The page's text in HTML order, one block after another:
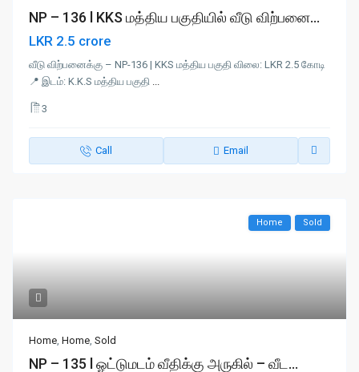
NP – 136 l KKS மத்திய பகுதியில் வீடு விற்பனை...
LKR 2.5 crore
வீடு விற்பனைக்கு – NP-136 | KKS மத்திய பகுதி விலை: LKR 2.5 கோடி
📍 இடம்: K.K.S மத்திய பகுதி ...
3
Call Email
Home Sold
Home,Home,Sold
NP – 135 l ஓட்டுமடம் வீதிக்கு அருகில் – வீட...